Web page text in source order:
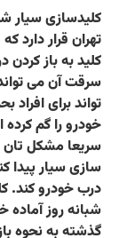
کلیدسازی سیار
تهران قرار دارد
کلید به باز کردن
سرقت آن می
تواند برای
خودرو را گم
سریعا مشکل تان
سازی سیار پیدا
شبانه روز
گذشته به نحوه